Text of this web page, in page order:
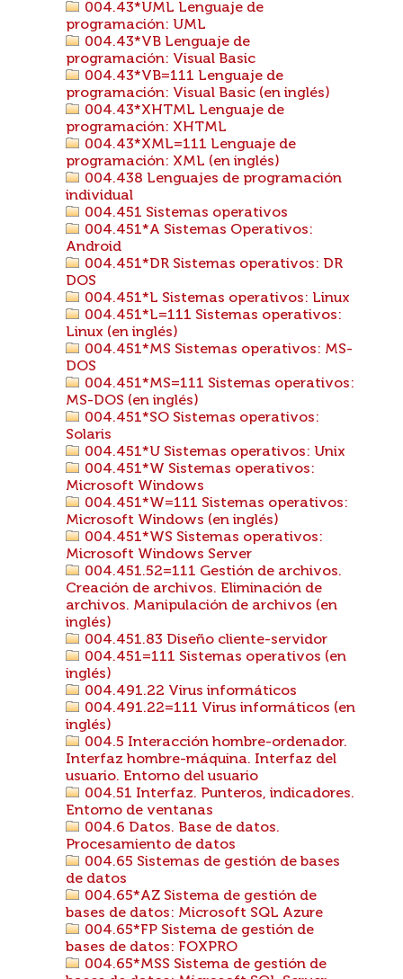
004.43*UML Lenguaje de
programación: UML
004.43*VB Lenguaje de
programación: Visual Basic
004.43*VB=111 Lenguaje de
programación: Visual Basic (en inglés)
004.43*XHTML Lenguaje de
programación: XHTML
004.43*XML=111 Lenguaje de
programación: XML (en inglés)
004.438 Lenguajes de programación
individual
004.451 Sistemas operativos
004.451*A Sistemas Operativos:
Android
004.451*DR Sistemas operativos: DR
DOS
004.451*L Sistemas operativos: Linux
004.451*L=111 Sistemas operativos:
Linux (en inglés)
004.451*MS Sistemas operativos: MS-
DOS
004.451*MS=111 Sistemas operativos:
MS-DOS (en inglés)
004.451*SO Sistemas operativos:
Solaris
004.451*U Sistemas operativos: Unix
004.451*W Sistemas operativos:
Microsoft Windows
004.451*W=111 Sistemas operativos:
Microsoft Windows (en inglés)
004.451*WS Sistemas operativos:
Microsoft Windows Server
004.451.52=111 Gestión de archivos.
Creación de archivos. Eliminación de
archivos. Manipulación de archivos (en
inglés)
004.451.83 Diseño cliente-servidor
004.451=111 Sistemas operativos (en
inglés)
004.491.22 Virus informáticos
004.491.22=111 Virus informáticos (en
inglés)
004.5 Interacción hombre-ordenador.
Interfaz hombre-máquina. Interfaz del
usuario. Entorno del usuario
004.51 Interfaz. Punteros, indicadores.
Entorno de ventanas
004.6 Datos. Base de datos.
Procesamiento de datos
004.65 Sistemas de gestión de bases
de datos
004.65*AZ Sistema de gestión de
bases de datos: Microsoft SQL Azure
004.65*FP Sistema de gestión de
bases de datos: FOXPRO
004.65*MSS Sistema de gestión de